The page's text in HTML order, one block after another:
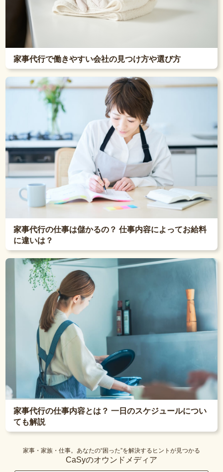
家事代行で働きやすい会社の見つけ方や選び方
家事代行の仕事は儲かるの？ 仕事内容によってお給料
に違いは？
家事代行の仕事内容とは？ 一日のスケジュールについ
ても解説
家事・家族・仕事。あなたの“困った”を解決するヒントが見つかる
CaSyのオウンドメディア